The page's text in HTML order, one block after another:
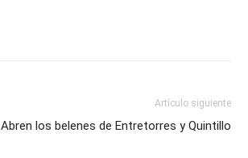
Artículo siguiente
Abren los belenes de Entretorres y Quintillo